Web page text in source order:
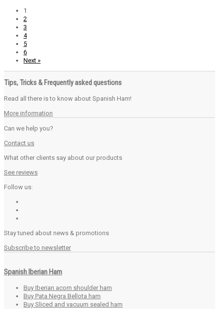
1
2
3
4
5
6
Next »
Tips, Tricks & Frequently asked questions
Read all there is to know about Spanish Ham!
More information
Can we help you?
Contact us
What other clients say about our products
See reviews
Follow us:
Stay tuned about news & promotions
Subscribe to newsletter
Spanish Iberian Ham
Buy Iberian acorn shoulder ham
Buy Pata Negra Bellota ham
Buy Sliced and vacuum sealed ham